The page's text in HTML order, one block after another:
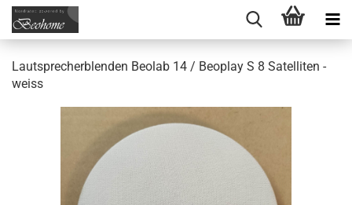
Lautsprecherblenden Beolab 14 / Beoplay S 8 Satelliten -
weiss